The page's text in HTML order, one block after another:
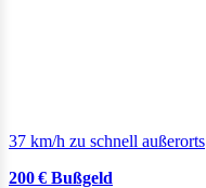
37 km/h zu schnell außerorts
200 € Bußgeld